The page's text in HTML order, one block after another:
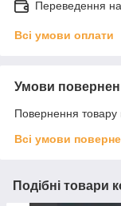
Переведення
Всі умови оплати
Умови
Повернення товару
Всі умови
Подібні товари